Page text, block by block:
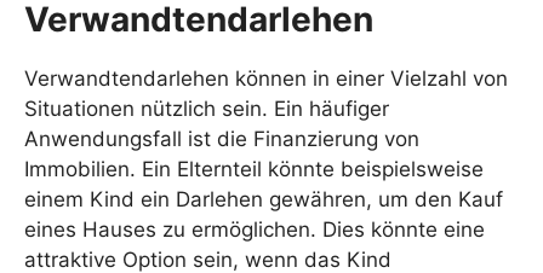
Verwandtendarlehen
Verwandtendarlehen können in einer Vielzahl von
Situationen nützlich sein. Ein häufiger
Anwendungsfall ist die Finanzierung von
Immobilien. Ein Elternteil könnte beispielsweise
einem Kind ein Darlehen gewähren, um den Kauf
eines Hauses zu ermöglichen. Dies könnte eine
attraktive Option sein, wenn das Kind